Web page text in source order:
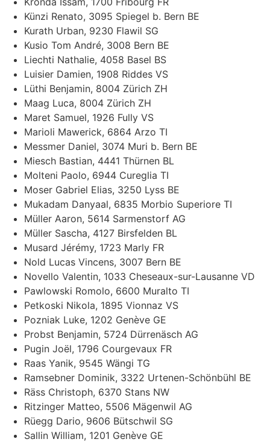
Künzi Renato, 3095 Spiegel b. Bern BE
Kurath Urban, 9230 Flawil SG
Kusio Tom André, 3008 Bern BE
Liechti Nathalie, 4058 Basel BS
Luisier Damien, 1908 Riddes VS
Lüthi Benjamin, 8004 Zürich ZH
Maag Luca, 8004 Zürich ZH
Maret Samuel, 1926 Fully VS
Marioli Mawerick, 6864 Arzo TI
Messmer Daniel, 3074 Muri b. Bern BE
Miesch Bastian, 4441 Thürnen BL
Molteni Paolo, 6944 Cureglia TI
Moser Gabriel Elias, 3250 Lyss BE
Mukadam Danyaal, 6835 Morbio Superiore TI
Müller Aaron, 5614 Sarmenstorf AG
Müller Sascha, 4127 Birsfelden BL
Musard Jérémy, 1723 Marly FR
Nold Lucas Vincens, 3007 Bern BE
Novello Valentin, 1033 Cheseaux-sur-Lausanne VD
Pawlowski Romolo, 6600 Muralto TI
Petkoski Nikola, 1895 Vionnaz VS
Pozniak Luke, 1202 Genève GE
Probst Benjamin, 5724 Dürrenäsch AG
Pugin Joël, 1796 Courgevaux FR
Raas Yanik, 9545 Wängi TG
Ramsebner Dominik, 3322 Urtenen-Schönbühl BE
Räss Christoph, 6370 Stans NW
Ritzinger Matteo, 5506 Mägenwil AG
Rüegg Dario, 9606 Bütschwil SG
Sallin William, 1201 Genève GE